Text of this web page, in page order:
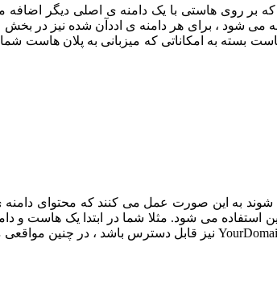
بر روی هاستی با یک دامنه ی اصلی دیگر اضافه
بسته به امکاناتی که میزبانی به پلان هاست شما
به این صورت عمل می کنند که محتوای